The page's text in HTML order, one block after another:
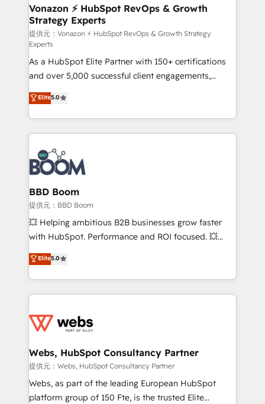
➤ L’intégration de CRM et de méthodologie RevOps
pour aligner les équipes marketing, commerciales et
support client (data migration, synchronisation API,
audit et maintenance) ➤ La création de sites internet
de conversion qui transforment les visiteurs en
opportunités d'affaires ➤ La mise en place de
stratégies d'acquisition marketing (SEO, SEA,
inbound, automatisation marketing, ABM, IA,
emailing) Informations clés : - 10 ans d'expérience -
100+ intégrations CRM HubSpot réussies - 40
experts conseil - 150 certifications HubSpot
cumulées
Vonazon ⚡ HubSpot RevOps & Growth
Strategy Experts
提供元：Vonazon ⚡ HubSpot RevOps & Growth Strategy
Experts
As a HubSpot Elite Partner with 150+ certifications
and over 5,000 successful client engagements,
Vonazon turns marketing complexity into
measurable, scalable growth. From onboarding to
enterprise-grade campaigns, our in-house team
builds scalable strategies that drive long-term
revenue. ⚙️ HubSpot Integration & Optimization •
Seamless CRM, CMS, and automation setup •
Complex platform migrations and data cleanups •
Custom APIs and third-party integrations 📈 End-to-
End Revenue Acceleration • Lifecycle marketing and
pipeline growth programs • Sales enablement tools
and CRM optimization • Retention strategies with
Execution • 750+ onboardings and 2,000+
implementations • Deep expertise across marketing,
Elite5.0
BBD Boom
提供元：BBD Boom
💥 Helping ambitious B2B businesses grow faster
with HubSpot. Performance and ROI focused. 💥
BBD Boom is the HubSpot partner that can help you
to HubSpot Better. We work with your teams to
solve all your HubSpot challenges and improve user
adoption, sales process and marketing results.
the first time 🔧 Designing and optimising your
and build using HubSpot 🔌 Integrating HubSpot
with other systems 🎓 Training your teams to be
HubSpot pros 📊 Lead generation services using
HubSpot Why us? - SIX HubSpot Accreditations -
Elite5.0
Webs, HubSpot Consultancy Partner
提供元：Webs, HubSpot Consultancy Partner
Webs, as part of the leading European HubSpot
platform group of 150 Fte, is the trusted Elite